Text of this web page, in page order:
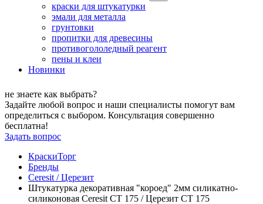
краски для штукатурки
эмали для металла
грунтовки
пропитки для древесины
противогололедный реагент
пены и клеи
Новинки
не знаете как выбрать?
Задайте любой вопрос и наши специалисты помогут вам
определиться с выбором. Консультация совершенно
бесплатна!
Задать вопрос
КраскиТорг
Бренды
Ceresit / Церезит
Штукатурка декоративная "короед" 2мм силикатно-
силиконовая Ceresit CT 175 / Церезит СТ 175